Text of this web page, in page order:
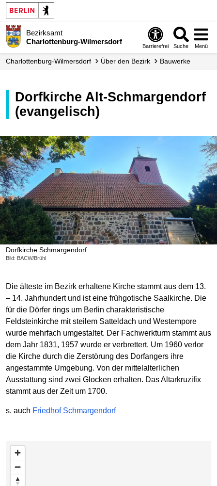
Bezirksamt
Charlottenburg-Wilmersdorf
Barrierefrei Suche Menü
Charlottenburg-Wilmersdorf Über den Bezirk Bauwerke
Dorfkirche Alt-Schmargendorf
(evangelisch)
Dorfkirche Schmargendorf
Bild: BACW/Brühl
Die älteste im Bezirk erhaltene Kirche stammt aus dem 13.
– 14. Jahrhundert und ist eine frühgotische Saalkirche. Die
für die Dörfer rings um Berlin charakteristische
Feldsteinkirche mit steilem Satteldach und Westempore
wurde mehrfach umgestaltet. Der Fachwerkturm stammt aus
dem Jahr 1831, 1957 wurde er verbrettert. Um 1960 verlor
die Kirche durch die Zerstörung des Dorfangers ihre
angestammte Umgebung. Von der mittelalterlichen
Ausstattung sind zwei Glocken erhalten. Das Altarkruzifix
stammt aus der Zeit um 1700.
s. auch Friedhof Schmargendorf
Karte überspringen